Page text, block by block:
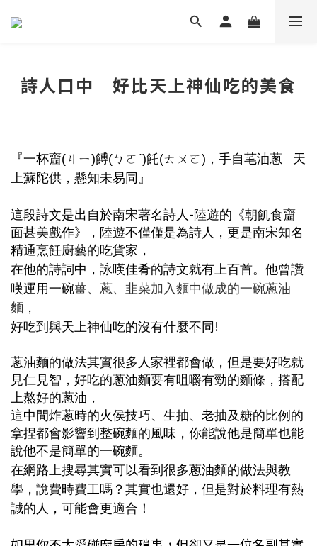
詩人口中 好比天上神仙吃的美食
『一杯齏( ㄐㄧ)餺(ㄅㄛ ˊ)飥(ㄊㄨㄛ) ，手自芼油蔥
天
上蘇陀供，懸知未易同 』
這段詩文是出自於南宋著名詩人 -陸遊的《朝飢食齏
面甚美戲作》，陸遊不僅僅是為詩人，更是南宋知名
精通烹飪廚藝的吃貨家，
在他的詩詞中，詠嘆佳肴的詩文就有上百首。 他曾讚
嘆運用一碗薑、蔥、韭菜加入麵中做成的一碗蔥油
麵 ，
好吃到與天上神仙吃的沒有什麼不同 !
蔥油麵的做法其實很多人家裡都會做，但是要好吃就
見仁見智，好吃的蔥油麵要有咀嚼有勁的麵條，搭配
上熬好的蔥油，
這中間炸蔥時的火侯技巧、生抽、老抽及糖的比例的
拿捏都會影響到整碗麵的風味，你能說他是簡單也能
說他不是簡單的一碗麵。
在網路上搜尋其實可以看到很多蔥油麵的做法與教
學，說費時費工嗎？其實也還好，但是對於料理有熱
誠的人，可能會更適合！